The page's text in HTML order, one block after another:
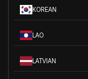
KOREAN
LAO
LATVIAN